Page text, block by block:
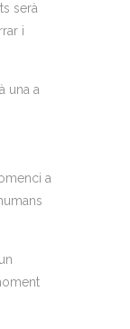
serà
i
una a
a